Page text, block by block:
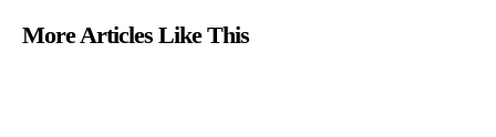
More Articles Like This